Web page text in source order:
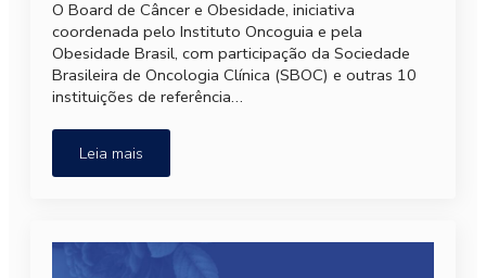
O Board de Câncer e Obesidade, iniciativa
coordenada pelo Instituto Oncoguia e pela
Obesidade Brasil, com participação da Sociedade
Brasileira de Oncologia Clínica (SBOC) e outras 10
instituições de referência…
Leia mais